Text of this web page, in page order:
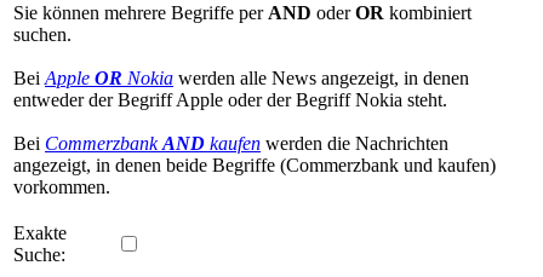
Sie können mehrere Begriffe per AND oderOR kombiniert
suchen.
Bei Apple OR Nokia werden alle News angezeigt, in denen
entweder der Begriff Apple oder der Begriff Nokia steht.
Bei CommerzbankAND kaufen werden die Nachrichten
angezeigt, in denen beide Begriffe (Commerzbank und kaufen)
vorkommen.
Exakte
Suche: